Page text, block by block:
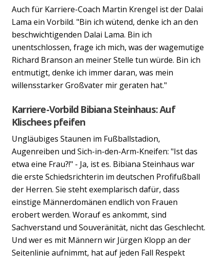
Auch für Karriere-Coach Martin Krengel ist der Dalai
Lama ein Vorbild. "Bin ich wütend, denke ich an den
beschwichtigenden Dalai Lama. Bin ich
unentschlossen, frage ich mich, was der wagemutige
Richard Branson an meiner Stelle tun würde. Bin ich
entmutigt, denke ich immer daran, was mein
willensstarker Großvater mir geraten hat."
Karriere-Vorbild Bibiana Steinhaus: Auf
Klischees pfeifen
Ungläubiges Staunen im Fußballstadion,
Augenreiben und Sich-in-den-Arm-Kneifen: "Ist das
etwa eine Frau?!" - Ja, ist es. Bibiana Steinhaus war
die erste Schiedsrichterin im deutschen Profifußball
der Herren. Sie steht exemplarisch dafür, dass
einstige Männerdomänen endlich von Frauen
erobert werden. Worauf es ankommt, sind
Sachverstand und Souveränität, nicht das Geschlecht.
Und wer es mit Männern wir Jürgen Klopp an der
Seitenlinie aufnimmt, hat auf jeden Fall Respekt